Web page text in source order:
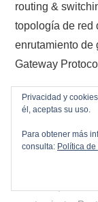
routing &
topología de red
enrutamiento de
Gateway
Privacidad y
él, aceptas su uso.
Para obtener más
consulta: Política